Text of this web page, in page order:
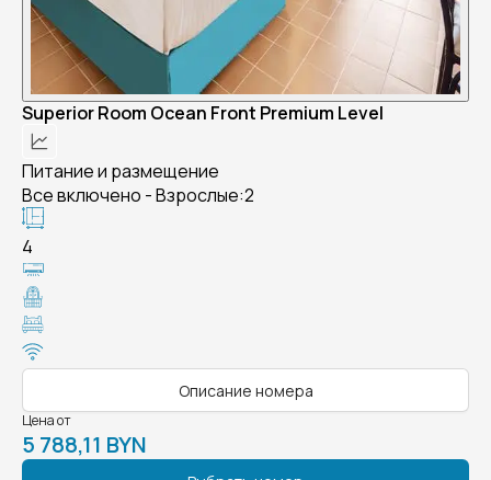
Superior Room Ocean Front Premium Level
Питание и размещение
Все включено - Взрослые:2
4
Описание номера
Цена от
5 788,11 BYN